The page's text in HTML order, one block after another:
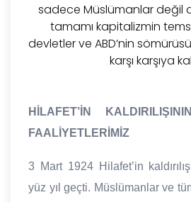
sadece Müslümanlar değil
tamamı kapitalizmin
devletler ve ABD’nin
karşı karşıya
HİLAFET’İN
FAALİYETLERİMİZ
3 Mart 1924 Hilafet’in
yüz yıl geçti. Müslümanlar ve